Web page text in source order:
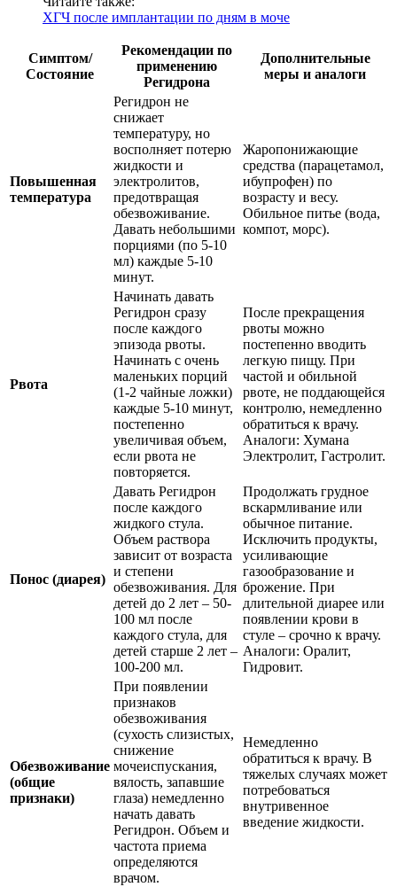
ХГЧ после имплантации по дням в моче
Симптом/
Состояние
Рекомендации по
применению
Регидрона
Дополнительные
меры и аналоги
Повышенная
температура
Регидрон не
снижает
температуру, но
восполняет потерю
жидкости и
электролитов,
предотвращая
обезвоживание.
Давать небольшими
порциями (по 5-10
мл) каждые 5-10
минут.
Жаропонижающие
средства (парацетамол,
ибупрофен) по
возрасту и весу.
Обильное питье (вода,
компот, морс).
Рвота
Начинать давать
Регидрон сразу
после каждого
эпизода рвоты.
Начинать с очень
маленьких порций
(1-2 чайные ложки)
каждые 5-10 минут,
постепенно
увеличивая объем,
если рвота не
повторяется.
После прекращения
рвоты можно
постепенно вводить
легкую пищу. При
частой и обильной
рвоте, не поддающейся
контролю, немедленно
обратиться к врачу.
Аналоги: Хумана
Электролит, Гастролит.
Понос (диарея)
Давать Регидрон
после каждого
жидкого стула.
Объем раствора
зависит от возраста
и степени
обезвоживания. Для
детей до 2 лет – 50-
100 мл после
каждого стула, для
детей старше 2 лет –
100-200 мл.
Продолжать грудное
вскармливание или
обычное питание.
Исключить продукты,
усиливающие
газообразование и
брожение. При
длительной диарее или
появлении крови в
стуле – срочно к врачу.
Аналоги: Оралит,
Гидровит.
Обезвоживание
(общие
признаки)
При появлении
признаков
обезвоживания
(сухость слизистых,
снижение
мочеиспускания,
вялость, запавшие
глаза) немедленно
начать давать
Регидрон. Объем и
частота приема
определяются
врачом.
Немедленно
обратиться к врачу. В
тяжелых случаях может
потребоваться
внутривенное
введение жидкости.